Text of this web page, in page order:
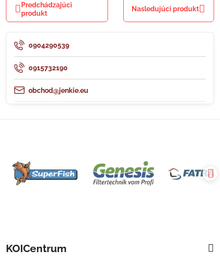
Predchádzajúci
produkt
Nasledujúci produkt
0904290539
0915732190
obchod@jenkie.eu
KOICentrum